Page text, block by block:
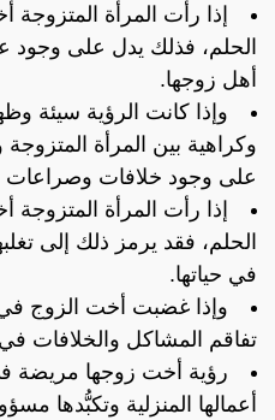
إذا رأت المرأة
الحلم، فذلك يدل على وجود
أهل زوجها.
وإذا كانت الرؤية سيئة
وكراهية بين المرأة
على وجود خلافات وصراعات
إذا رأت المرأة
الحلم، فقد يرمز ذلك إلى
في حياتها.
وإذا غضبت أخت الزوج
تفاقم المشاكل والخلافات
رؤية أخت زوجها مريضة
أعمالها المنزلية وتكبُّدها